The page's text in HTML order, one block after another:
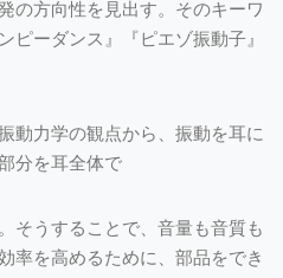
の方向性を見出す。そのキーワ
ピーダンス』『ピエゾ振動子』
動力学の観点から、振動を耳に
分を耳全体で
そうすることで、音量も音質も
率を高めるために、部品をでき